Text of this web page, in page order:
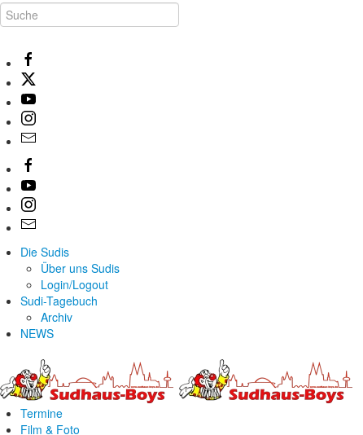
Die Sudis
Über uns Sudis
Login/Logout
Sudi-Tagebuch
Archiv
NEWS
Termine
Film & Foto